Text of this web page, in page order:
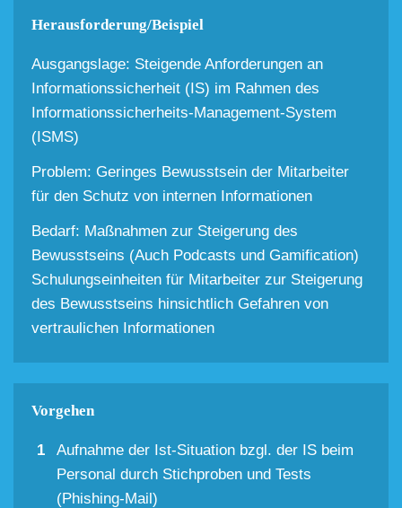
Herausforderung/Beispiel
Ausgangslage: Steigende Anforderungen an
Informationssicherheit (IS) im Rahmen des
Informationssicherheits-Management-System
(ISMS)
Problem: Geringes Bewusstsein der Mitarbeiter
für den Schutz von internen Informationen
Bedarf: Maßnahmen zur Steigerung des
Bewusstseins (Auch Podcasts und Gamification)
Schulungseinheiten für Mitarbeiter zur Steigerung
des Bewusstseins hinsichtlich Gefahren von
vertraulichen Informationen
Vorgehen
Aufnahme der Ist-Situation bzgl. der IS beim
Personal durch Stichproben und Tests
(Phishing-Mail)